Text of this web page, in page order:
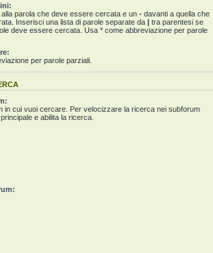
alla parola che deve essere cercata e un - davanti a quella che
Inserisci una lista di parole separate da | tra parentesi se
deve essere cercata. Usa * come abbreviazione per parole
per parole parziali.
in cui vuoi cercare. Per velocizzare la ricerca nei subforum
e abilita la ricerca.